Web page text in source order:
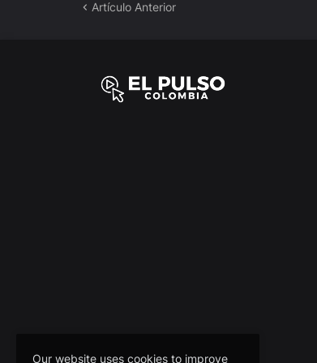
Artículo Anterior
Our website uses cookies to improve